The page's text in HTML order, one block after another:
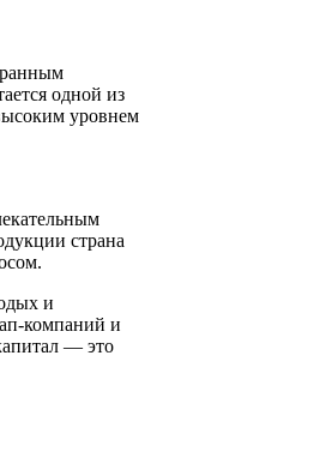
одной из
уровнем
страна
и
компаний и
— это